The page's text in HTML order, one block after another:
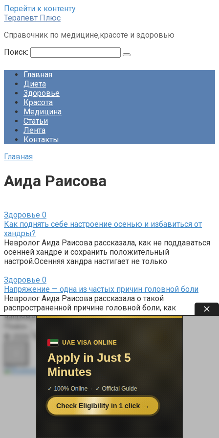
Перейти к контенту
Терапевт Плюс
Справочник по медицине,красоте и здоровью
Поиск:
Главная
Диета
Здоровье
Красота
Медицина
Статьи
Лента
Контакты
Главная
Аида Раисова
Здоровье 0
Как поднять себе настроение осенью и избавиться от
хандры?
Невролог Аида Раисова рассказала, как не поддаваться
осенней хандре и сохранить положительный
настрой.Осенняя хандра настигает не только
Здоровье 0
Напряжение — одна из частых причин головной боли
Невролог Аида Раисова рассказала о такой
распространенной причине головной боли, как
напряжение, а также о том, как
© 2026 Терапевт Плюс